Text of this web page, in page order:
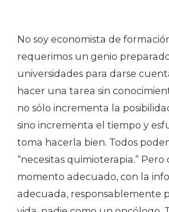
No soy economista de
requerimos un genio
universidades para darse
hacer una tarea sin
no sólo incrementa la
sino incrementa el tiempo y
toma hacerla bien. Todos
“necesitas quimioterapia.” Pero
momento adecuado, con la
adecuada, responsablemente